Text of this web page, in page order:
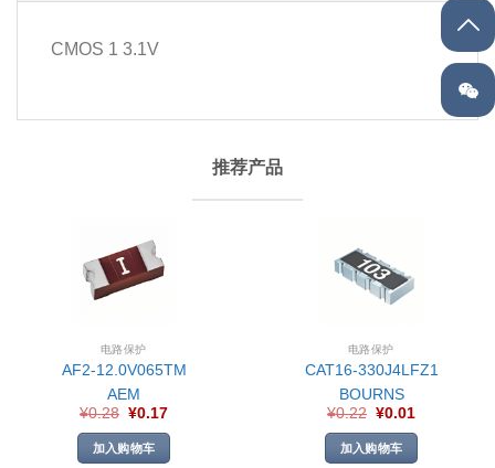
CMOS 1 3.1V
推荐产品
电路保护
AF2-12.0V065TM
AEM
¥0.28 ¥0.17
加入购物车
电路保护
CAT16-330J4LFZ1
BOURNS
¥0.22 ¥0.01
加入购物车